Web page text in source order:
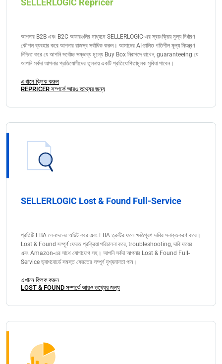
SELLERLOGIC Repricer
আপনার B2B এবং B2C অফারগুলির মাধ্যমে SELLERLOGIC-এর স্বয়ংক্রিয় মূল্য নির্ধারণ
কৌশল ব্যবহার করে আপনার রাজস্ব সর্বাধিক করুন। আমাদের AI-চালিত গতিশীল মূল্য নিয়ন্ত্রণ
নিশ্চিত করে যে আপনি সর্বোচ্চ সম্ভাব্য মূল্যে Buy Box নিরাপদে রাখেন, guaranteeing যে
আপনি সর্বদা আপনার প্রতিযোগীদের তুলনায় একটি প্রতিযোগিতামূলক সুবিধা পাবেন।
এখানে ক্লিক করুন
REPRICER সম্পর্কে আরও তথ্যের জন্য
SELLERLOGIC Lost & Found Full-Service
প্রতিটি FBA লেনদেনের অডিট করে এবং FBA ত্রুটির ফলে ক্ষতিপূরণ দাবির সনাক্তকরণ করে।
Lost & Found সম্পূর্ণ ফেরত প্রক্রিয়া পরিচালনা করে, troubleshooting, দাবি দায়ের
এবং Amazon-এর সাথে যোগাযোগ সহ। আপনি সর্বদা আপনার Lost & Found Full-
Service ড্যাশবোর্ডে সমস্ত ফেরতের সম্পূর্ণ দৃশ্যমানতা পান।
এখানে ক্লিক করুন
LOST & FOUND সম্পর্কে আরও তথ্যের জন্য